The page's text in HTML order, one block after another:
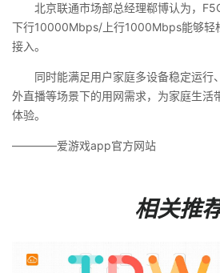
北京联通市场部总经理郗博认为，
下行10000Mbps/上行1000Mbps能够轻
接入。
同时能满足用户家庭多设备稳定运行
外直播等场景下的用网需求，为家庭生活
体验。
————爱游戏app官方网站
相关推